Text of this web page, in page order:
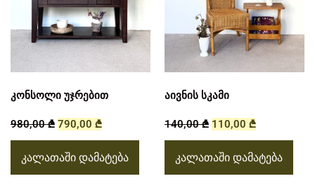
კონსოლი უჯრებით
980,00₾ 790,00 ₾
კალათაში დამატება
აივნის სკამი
140,00₾ 110,00 ₾
კალათაში დამატება